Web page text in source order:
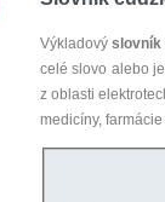
Výkladovýslovník
celé slovo alebo
z oblasti
medicíny,